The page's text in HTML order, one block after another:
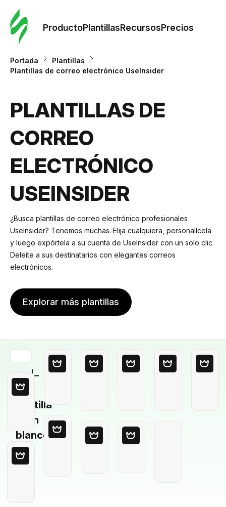
ProductoPlantillasRecursosPrecios
Portada
Plantillas
Plantillas de correo electrónico UseInsider
PLANTILLAS DE
CORREO
ELECTRÓNICO
USEINSIDER
¿Busca plantillas de correo electrónico profesionales
UseInsider? Tenemos muchas. Elija cualquiera, personalícela
y luego expórtela a su cuenta de UseInsider con un solo clic.
Deleite a sus destinatarios con elegantes correos
electrónicos.
Explorar más plantillas
Plantilla
en
blanco